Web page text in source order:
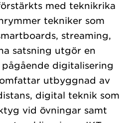
med teknikrika
tekniker som
streaming,
satsning utgör en
digitalisering
utbyggnad av
digital teknik som
vid övningar samt